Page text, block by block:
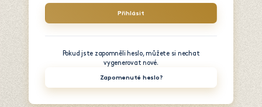
Pokud jste zapomněli heslo, můžete si nechat
vygenerovat nové.
Zapomenuté heslo?